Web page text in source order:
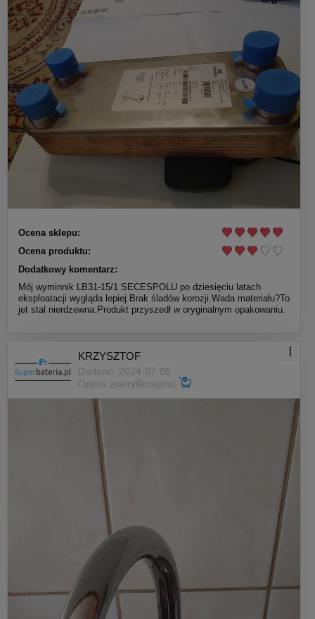
Ocena sklepu:
Ocena produktu:
Dodatkowy komentarz:
Mój wyminnik LB31-15/1 SECESPOLU po dziesięciu latach
eksploatacji wygląda lepiej.Brak śladów korozji.Wada materiału?To
jet stal nierdzewna.Produkt przyszedł w oryginalnym opakowaniu.
KRZYSZTOF
Dodano: 2024-07-06
Opinia zweryfikowana